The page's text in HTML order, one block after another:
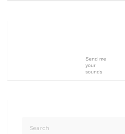
Send me
your
sounds